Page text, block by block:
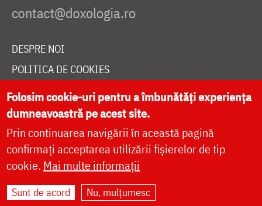
DESPRE NOI
POLITICA DE COOKIES
DONEAZĂ ONLINE PENTRU CATEDRALA NAȚIONALĂ
LIVE
Site dezvoltat deDOXOLOGIA MEDIA
Folosim cookie-uri pentru a îmbunătăți experiența
dumneavoastră pe acest site.
Prin continuarea navigării în această pagină
confirmați acceptarea utilizării fișierelor de tip
cookie. Mai multe informații
Sunt de acord Nu, mulțumesc